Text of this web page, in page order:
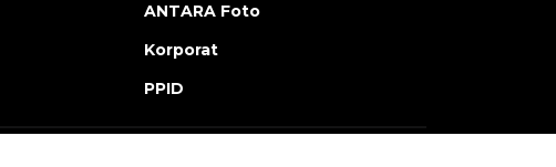
ANTARA Foto
Korporat
PPID